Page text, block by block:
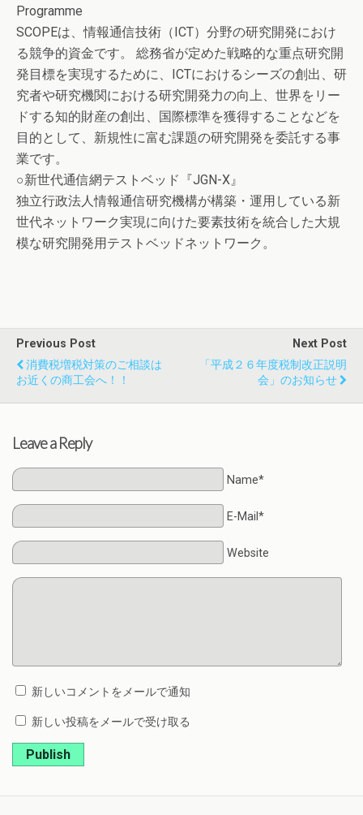
Programme
SCOPEは、情報通信技術（ICT）分野の研究開発におけ
る競争的資金です。 総務省が定めた戦略的な重点研究開
発目標を実現するために、ICTにおけるシーズの創出、研
究者や研究機関における研究開発力の向上、世界をリー
ドする知的財産の創出、国際標準を獲得することなどを
目的として、新規性に富む課題の研究開発を委託する事
業です。
○新世代通信網テストベッド『JGN-X』
独立行政法人情報通信研究機構が構築・運用している新
世代ネットワーク実現に向けた要素技術を統合した大規
模な研究開発用テストベッドネットワーク。
Previous Post
消費税増税対策のご相談は
お近くの商工会へ！！
Next Post
「平成２６年度税制改正説明
会」のお知らせ
Leave a Reply
Name*
E-Mail*
Website
新しいコメントをメールで通知
新しい投稿をメールで受け取る
Publish